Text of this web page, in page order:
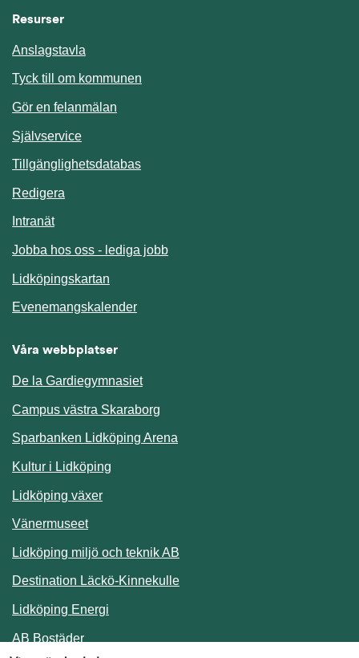
Resurser
Anslagstavla
Tyck till om kommunen
Gör en felanmälan
SjälvserviceLänk till annan webbplats.
TillgänglighetsdatabasLänk till annan webbplats.
Redigera
IntranätLänk till annan webbplats.
Jobba hos oss - lediga jobb
Lidköpingskartan
EvenemangskalenderLänk till annan webbplats.
Våra webbplatser
De la Gardiegymnasiet
Campus västra Skaraborg
Sparbanken Lidköping Arena
Kultur i Lidköping
Lidköping växer
Vänermuseet
Lidköping miljö och teknik AB
Destination Läckö-KinnekulleLänk till annan webbplats.
Lidköping Energi
AB BostäderLänk till annan webbplats.